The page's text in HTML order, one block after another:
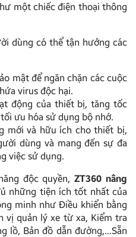
một chiếc điện thoại thông
dùng có thể tận hưởng các
mật để ngăn chặn các cuộc
virus độc hại.
động của thiết bị, tăng tốc
ưu hóa sử dụng bộ nhớ.
mới và hữu ích cho thiết bị,
dùng và mang đến sự đa
việc sử dụng.
độc quyền,ZT360 nâng
những tiện ích tốt nhất của
minh như Điều khiển bằng
quản lý xe từ xa, Kiểm tra
lồ, Bản đồ dẫn đường,…Sẵn